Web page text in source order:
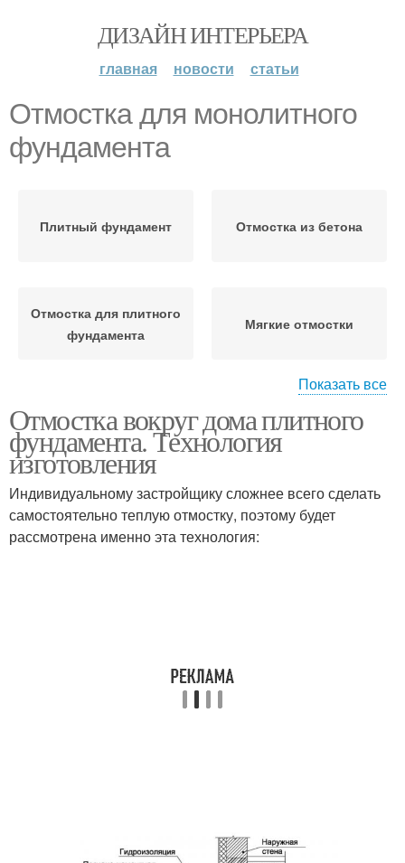
ДИЗАЙН ИНТЕРЬЕРА
главная новости статьи
Отмостка для монолитного
фундамента
Плитный фундамент Отмостка из бетона
Отмостка для плитного
фундамента
Мягкие отмостки
Монолитная плита
Показать все
Отмостка вокруг дома плитного
фундамента. Технология
изготовления
Индивидуальному застройщику сложнее всего сделать
самостоятельно теплую отмостку, поэтому будет
рассмотрена именно эта технология: